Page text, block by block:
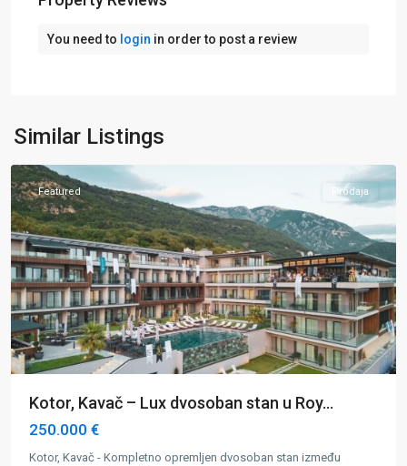
You need to login in order to post a review
Similar Listings
Kotor
Featured Prodaja
Kotor, Kavač – Lux dvosoban stan u Roy...
250.000 €
Kotor, Kavač - Kompletno opremljen dvosoban stan između